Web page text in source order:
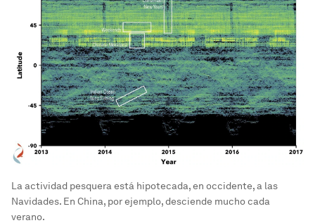
La actividad pesquera está hipotecada, en occidente, a las
Navidades. En China, por ejemplo, desciende mucho cada
verano.